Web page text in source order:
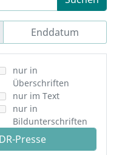
nur in
Überschriften
nur im Text
nur in
Bildunterschriften
Presse